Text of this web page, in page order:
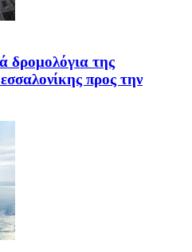
δρομολόγια της
προς την